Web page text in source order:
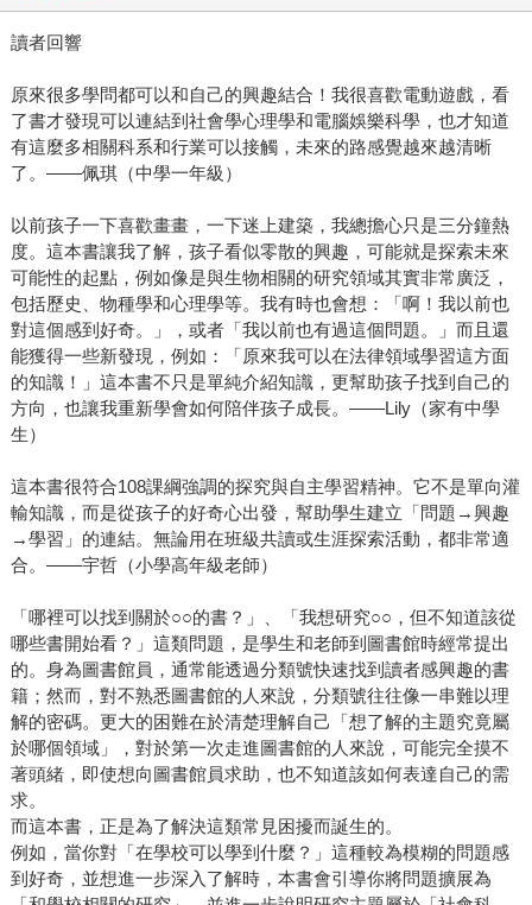
讀者回響
原來很多學問都可以和自己的興趣結合！我很喜歡電動遊戲，看
了書才發現可以連結到社會學心理學和電腦娛樂科學，也才知道
有這麼多相關科系和行業可以接觸，未來的路感覺越來越清晰
了。——佩琪（中學一年級）
以前孩子一下喜歡畫畫，一下迷上建築，我總擔心只是三分鐘熱
度。這本書讓我了解，孩子看似零散的興趣，可能就是探索未來
可能性的起點，例如像是與生物相關的研究領域其實非常廣泛，
包括歷史、物種學和心理學等。我有時也會想：「啊！我以前也
對這個感到好奇。」，或者「我以前也有過這個問題。」而且還
能獲得一些新發現，例如：「原來我可以在法律領域學習這方面
的知識！」這本書不只是單純介紹知識，更幫助孩子找到自己的
方向，也讓我重新學會如何陪伴孩子成長。——Lily（家有中學
生）
這本書很符合108課綱強調的探究與自主學習精神。它不是單向灌
輸知識，而是從孩子的好奇心出發，幫助學生建立「問題→興趣
→學習」的連結。無論用在班級共讀或生涯探索活動，都非常適
合。——宇哲（小學高年級老師）
「哪裡可以找到關於○○的書？」、「我想研究○○，但不知道該從
哪些書開始看？」這類問題，是學生和老師到圖書館時經常提出
的。身為圖書館員，通常能透過分類號快速找到讀者感興趣的書
籍；然而，對不熟悉圖書館的人來說，分類號往往像一串難以理
解的密碼。更大的困難在於清楚理解自己「想了解的主題究竟屬
於哪個領域」，對於第一次走進圖書館的人來說，可能完全摸不
著頭緒，即使想向圖書館員求助，也不知道該如何表達自己的需
求。
而這本書，正是為了解決這類常見困擾而誕生的。
例如，當你對「在學校可以學到什麼？」這種較為模糊的問題感
到好奇，並想進一步深入了解時，本書會引導你將問題擴展為